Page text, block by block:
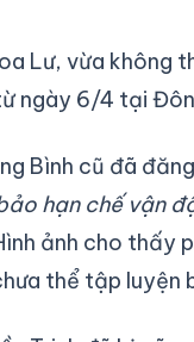
Lư, vừa không
ngày 6/4 tại
Bình cũ đã
hạn chế vận
ảnh cho thấy
thể tập luyện